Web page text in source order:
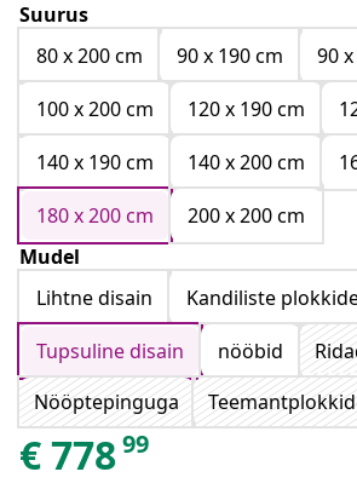
Suurus
80 x 200 cm
90 x 190 cm
90
100 x 200 cm
120 x 190 cm
140 x 190 cm
140 x 200 cm
180 x 200 cm
200 x 200 cm
Mudel
Lihtne disain
Kandiliste
Tupsuline disain
nööbid
Nööptepinguga
€77899